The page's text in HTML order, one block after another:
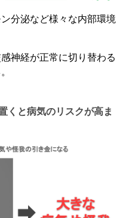
分泌など様々な内部環境
神経が正常に切り替わる
くと病気のリスクが高ま